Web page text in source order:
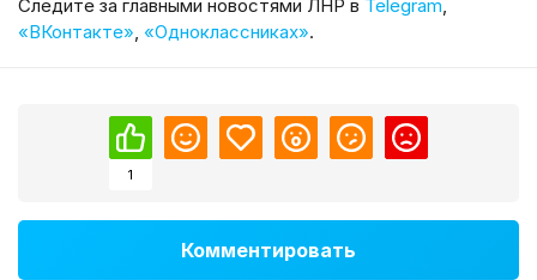
Cледите за главными новостями ЛНР в Telegram
«ВКонтакте» «Одноклассниках».
1
Комментировать